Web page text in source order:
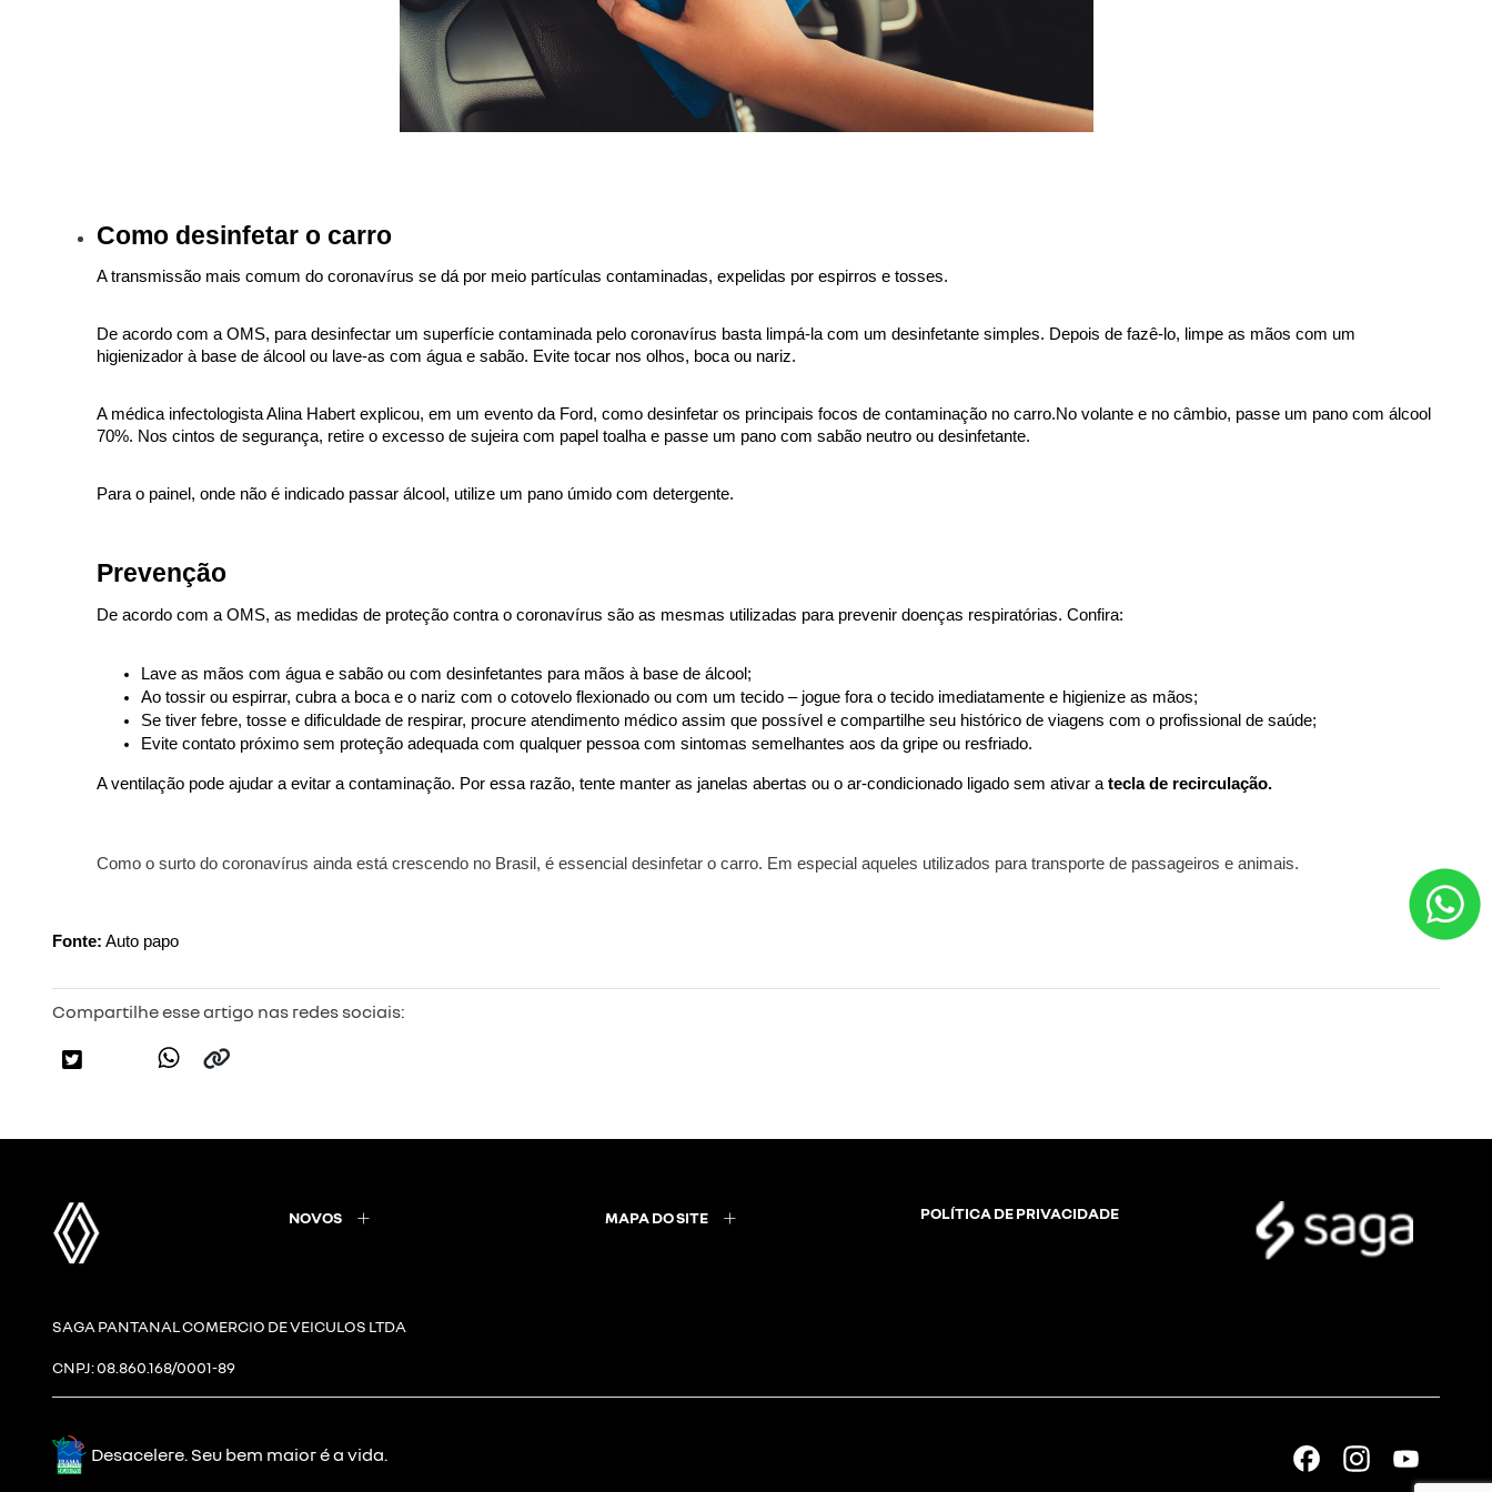
Como desinfetar o carro
A transmissão mais comum do coronavírus se dá por meio partículas contaminadas, expelidas por espirros e tosses.
De acordo com a OMS, para desinfectar um superfície contaminada pelo coronavírus basta limpá-la com um desinfetante simples. Depois de fazê-lo, limpe as mãos com um
higienizador à base de álcool ou lave-as com água e sabão. Evite tocar nos olhos, boca ou nariz.
A médica infectologista Alina Habert explicou, em um evento da Ford, como desinfetar os principais focos de contaminação no carro.No volante e no câmbio, passe um pano com álcool
70%. Nos cintos de segurança, retire o excesso de sujeira com papel toalha e passe um pano com sabão neutro ou desinfetante.
Para o painel, onde não é indicado passar álcool, utilize um pano úmido com detergente.
Prevenção
De acordo com a OMS, as medidas de proteção contra o coronavírus são as mesmas utilizadas para prevenir doenças respiratórias. Confira:
Lave as mãos com água e sabão ou com desinfetantes para mãos à base de álcool;
Ao tossir ou espirrar, cubra a boca e o nariz com o cotovelo flexionado ou com um tecido – jogue fora o tecido imediatamente e higienize as mãos;
Se tiver febre, tosse e dificuldade de respirar, procure atendimento médico assim que possível e compartilhe seu histórico de viagens com o profissional de saúde;
Evite contato próximo sem proteção adequada com qualquer pessoa com sintomas semelhantes aos da gripe ou resfriado.
A ventilação pode ajudar a evitar a contaminação. Por essa razão, tente manter as janelas abertas ou o ar-condicionado ligado sem ativar a tecla de recirculação.
Como o surto do coronavírus ainda está crescendo no Brasil, é essencial desinfetar o carro. Em especial aqueles utilizados para transporte de passageiros e animais.
Fonte: Auto papo
Compartilhe esse artigo nas redes sociais:
NOVOS MAPA DO SITE POLÍTICA DE PRIVACIDADE
SAGA PANTANAL COMERCIO DE VEICULOS LTDA
CNPJ: 08.860.168/0001-89
Desacelere. Seu bem maior é a vida.